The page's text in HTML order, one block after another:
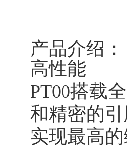
产品介绍：
高性能
PT00搭载
和精密的
实现最高